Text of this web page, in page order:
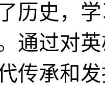
历史，
通过对
传承和